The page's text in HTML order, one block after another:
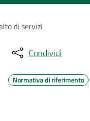
di servizi
Condividi
Normativa di riferimento